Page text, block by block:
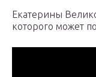
Екатерины
которого может